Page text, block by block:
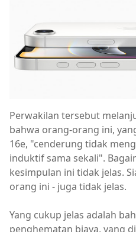
Perwakilan tersebut
bahwa orang-orang ini,
16e, "cenderung tidak
induktif sama sekali".
kesimpulan ini tidak jelas.
orang ini - juga tidak jelas.
Yang cukup jelas adalah
penghematan biaya, yang